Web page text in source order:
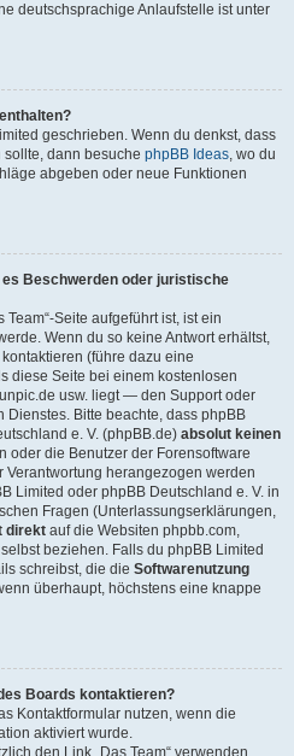
deutschsprachige Anlaufstelle ist unter
geschrieben. Wenn du denkst, dass
dann besuche phpBB Ideas, wo du
abgeben oder neue Funktionen
Beschwerden oder juristische
Team“-Seite aufgeführt ist, ist ein
Wenn du so keine Antwort erhältst,
(führe dazu eine
diese Seite bei einem kostenlosen
usw. liegt — den Support oder
Dienstes. Bitte beachte, dass phpBB
e. V. (phpBB.de) absolut keinen
oder die Benutzer der Forensoftware
Verantwortung herangezogen werden
Limited oder phpBB Deutschland e. V. in
Fragen (Unterlassungserklärungen,
direkt auf die Websiten phpbb.com,
beziehen. Falls du phpBB Limited
schreibst, die die Softwarenutzung
überhaupt, höchstens eine knappe
Boards kontaktieren?
Kontaktformular nutzen, wenn die
aktiviert wurde.
den Link „Das Team“ verwenden.